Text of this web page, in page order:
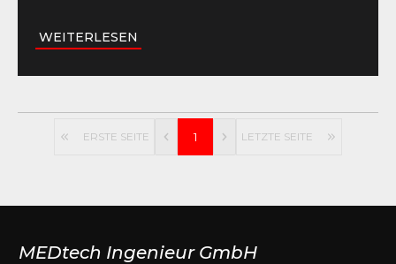
WEITERLESEN
ERSTE SEITE 1 LETZTE SEITE
MEDtech Ingenieur GmbH